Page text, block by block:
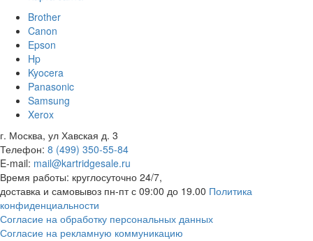
Brother
Canon
Epson
Hp
Kyocera
Panasonic
Samsung
Xerox
г. Москва, ул Хавская д. 3
Телефон: 8 (499) 350-55-84
E-mail: mail@kartridgesale.ru
Время работы: круглосуточно 24/7,
доставка и самовывоз пн-пт с 09:00 до 19.00 Политика
конфиденциальности
Согласие на обработку персональных данных
Согласие на рекламную коммуникацию